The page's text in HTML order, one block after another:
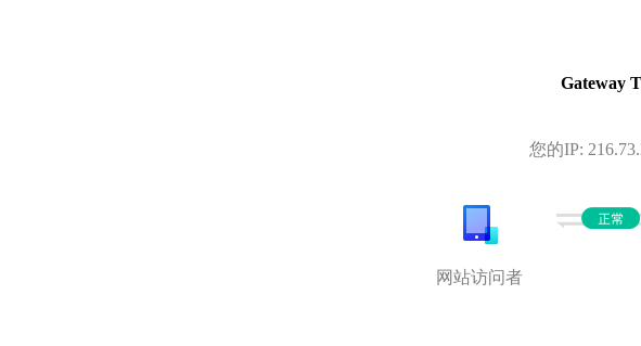
Gateway
您的IP:
网站访问者